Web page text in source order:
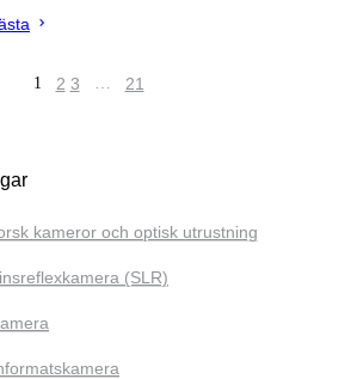
1 2 3 … 21
kameror och optisk utrustning
(SLR)